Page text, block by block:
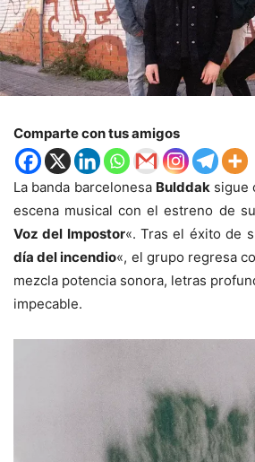
Comparte con tus amigos
La banda barcelonesa Bulddaksigue
escena musical con el estreno de
Voz del Impostor«. Tras el éxito de
día del incendio«, el grupo regresa
mezcla potencia sonora, letras
impecable.